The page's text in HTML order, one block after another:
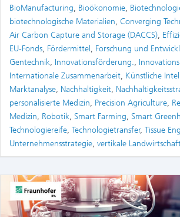
BioManufacturing, Bioökonomie,
biotechnologische Materialien, Converging
Air Carbon Capture and Storage (DACCS),
EU-Fonds, Fördermittel , Forschung und
Gentechnik, Innovationsförderung.,
Internationale Zusammenarbeit, Künstliche
Marktanalyse, Nachhaltigkeit,
personalisierte Medizin, Precision Agriculture,
Medizin, Robotik, Smart Farming, Smart
Technologiereife, Technologietransfer, Tissue
Unternehmensstrategie, vertikale